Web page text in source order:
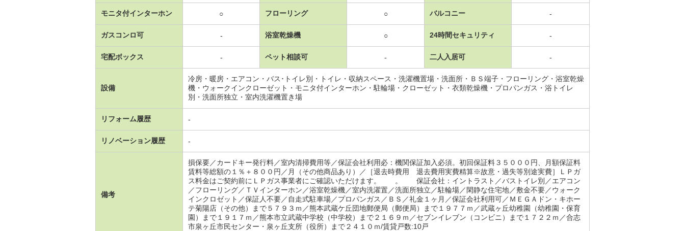
モニタ付インターホン ○ フローリング ○ バルコニー -
ガスコンロ可 - 浴室乾燥機 ○ 24時間セキュリティ -
宅配ボックス - ペット相談可 - 二人入居可 -
設備
冷房・暖房・エアコン・バス･トイレ別・トイレ・収納スペース・洗濯機置場・洗面所・ＢＳ端子・フローリング・浴室乾燥
機・ウォークインクローゼット・モニタ付インターホン・駐輪場・クローゼット・衣類乾燥機・プロパンガス・浴トイレ
別・洗面所独立・室内洗濯機置き場
リフォーム履歴 -
リノベーション履歴 -
備考
損保要／カードキー発行料／室内清掃費用等／保証会社利用必：機関保証加入必須。初回保証料３５０００円、月額保証料
賃料等総額の１％＋８００円／月（その他商品あり）／［退去時費用 退去費用実費精算※故意・過失等別途実費］ＬＰガ
ス料金はご契約前にＬＰガス事業者にご確認いただけます。 。 保証会社：イントラスト／バストイレ別／エアコン
／フローリング／ＴＶインターホン／浴室乾燥機／室内洗濯置／洗面所独立／駐輪場／閑静な住宅地／敷金不要／ウォーク
インクロゼット／保証人不要／自走式駐車場／プロパンガス／ＢＳ／礼金１ヶ月／保証会社利用可／ＭＥＧＡドン・キホー
テ菊陽店（その他）まで５７９３ｍ／熊本武蔵ケ丘団地郵便局（郵便局）まで１９７７ｍ／武蔵ヶ丘幼稚園（幼稚園・保育
園）まで１９１７ｍ／熊本市立武蔵中学校（中学校）まで２１６９ｍ／セブンイレブン（コンビニ）まで１７２２ｍ／合志
市泉ヶ丘市民センター・泉ヶ丘支所（役所）まで２４１０ｍ/賃貸戸数:10戸